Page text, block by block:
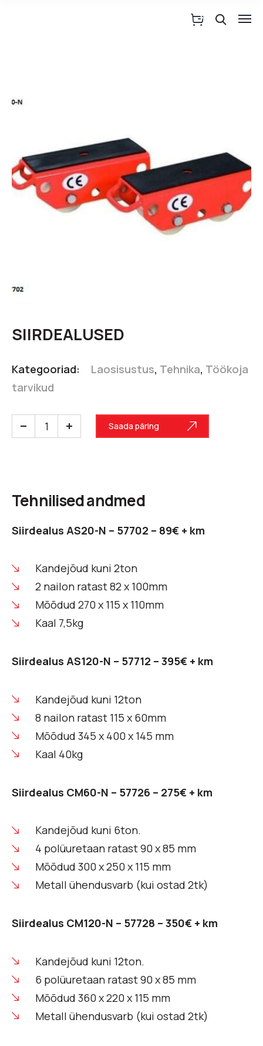
SIIRDEALUSED
Kategooriad: Laosisustus, Tehnika, Töökoja
tarvikud
Saada päring
Tehnilised andmed
Siirdealus AS20-N – 57702 – 89€ + km
Kandejõud kuni 2ton
2 nailon ratast 82 x 100mm
Mõõdud 270 x 115 x 110mm
Kaal 7,5kg
Siirdealus AS120-N – 57712 – 395€ + km
Kandejõud kuni 12ton
8 nailon ratast 115 x 60mm
Mõõdud 345 x 400 x 145 mm
Kaal 40kg
Siirdealus CM60-N – 57726 – 275€ + km
Kandejõud kuni 6ton.
4 polüuretaan ratast 90 x 85 mm
Mõõdud 300 x 250 x 115 mm
Metall ühendusvarb (kui ostad 2tk)
Siirdealus CM120-N – 57728 – 350€ + km
Kandejõud kuni 12ton.
6 polüuretaan ratast 90 x 85 mm
Mõõdud 360 x 220 x 115 mm
Metall ühendusvarb (kui ostad 2tk)